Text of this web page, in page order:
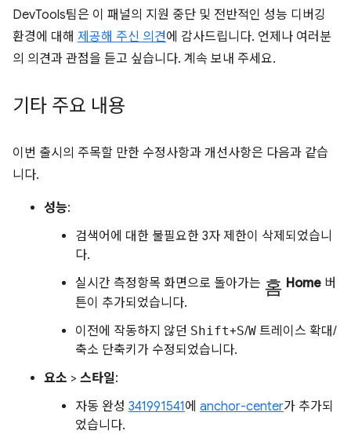
DevTools팀은 이 패널의 지원 중단 및 전반적인 성능 디버깅
환경에 대해 제공해 주신 의견에 감사드립니다. 언제나 여러분
의 의견과 관점을 듣고 싶습니다. 계속 보내 주세요.
기타 주요 내용
이번 출시의 주목할 만한 수정사항과 개선사항은 다음과 같습
니다.
성능:
검색어에 대한 불필요한 3자 제한이 삭제되었습니
다.
실시간 측정항목 화면으로 돌아가는 홈 Home 버
튼이 추가되었습니다.
이전에 작동하지 않던 Shift+S/W 트레이스 확대/
축소 단축키가 수정되었습니다.
요소 > 스타일:
자동 완성 341991541에 anchor-center가 추가되
었습니다.